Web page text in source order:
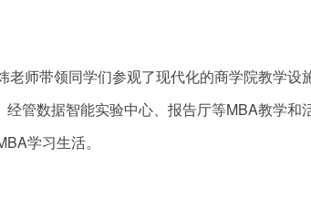
师带领同学们参观了现代化的商学院教学设
管数据智能实验中心、报告厅等MBA教学和
学习生活。